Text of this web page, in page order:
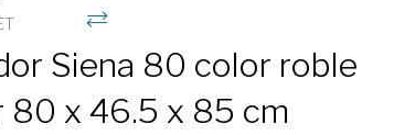
Siena 80 color roble
80 x 46.5 x 85 cm